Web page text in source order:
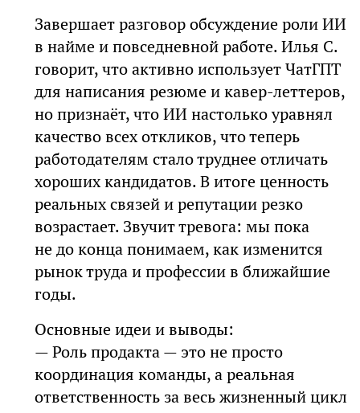
Завершает разговор обсуждение роли ИИ
в найме и повседневной работе. Илья С.
говорит, что активно использует ЧатГПТ
для написания резюме и кавер-леттеров,
но признаёт, что ИИ настолько уравнял
качество всех откликов, что теперь
работодателям стало труднее отличать
хороших кандидатов. В итоге ценность
реальных связей и репутации резко
возрастает. Звучит тревога: мы пока
не до конца понимаем, как изменится
рынок труда и профессии в ближайшие
годы.
Основные идеи и выводы:
— Роль продакта — это не просто
координация команды, а реальная
ответственность за весь жизненный цикл